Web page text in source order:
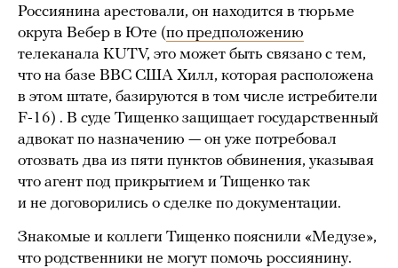
Россиянина арестовали, он находится в тюрьме
округа Вебер в Юте (по предположению
телеканала KUTV, это может быть связано с тем,
что на базе ВВС США Хилл, которая расположена
в этом штате, базируются в том числе истребители
F-16) . В суде Тищенко защищает государственный
адвокат по назначению — он уже потребовал
отозвать два из пяти пунктов обвинения, указывая
что агент под прикрытием и Тищенко так
и не договорились о сделке по документации.
Знакомые и коллеги Тищенко пояснили «Медузе»,
что родственники не могут помочь россиянину.